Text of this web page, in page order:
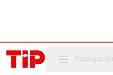
Mobile menu
Navigacija